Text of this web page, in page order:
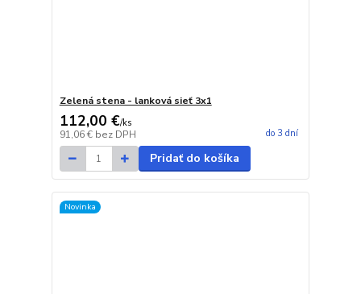
Zelená stena - lanková sieť 3x1
112,00 €/ks
91,06 € bez DPH do 3 dní
Pridať do košíka
Novinka